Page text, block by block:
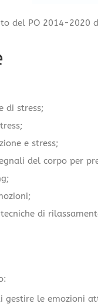
del PO 2014-2020
di stress;
e stress;
del corpo per
di
gestire le emozioni